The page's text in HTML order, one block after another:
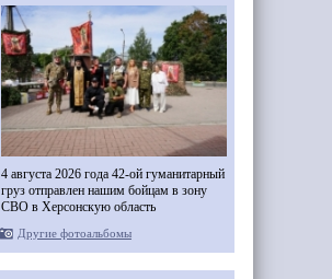
4 августа 2026 года 42-ой гуманитарный
груз отправлен нашим бойцам в зону
СВО в Херсонскую область
Другие фотоальбомы